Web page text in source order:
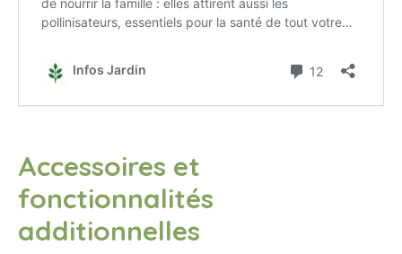
Accessoires et
fonctionnalités
additionnelles